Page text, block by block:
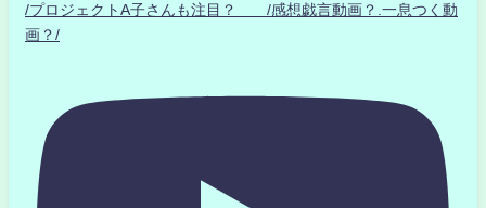
/プロジェクトA子さんも注目？ /感想戯言動画？.一息つく動
画？/